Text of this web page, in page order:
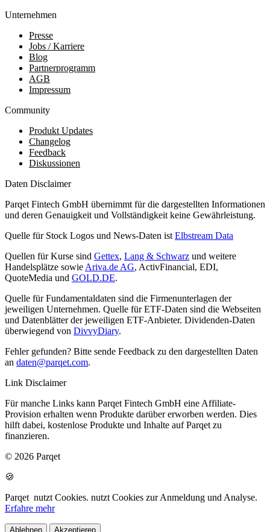
Unternehmen
Presse
Jobs / Karriere
Blog
Partnerprogramm
AGB
Impressum
Community
Produkt Updates
Changelog
Feedback
Diskussionen
Daten Disclaimer
Parqet Fintech GmbH übernimmt für die dargestellten Informationen
und deren Genauigkeit und Vollständigkeit keine Gewährleistung.
Quelle für Stock Logos und News-Daten ist Elbstream Data
Quellen für Kurse sind Gettex, Lang & Schwarz und weitere
Handelsplätze sowie Ariva.de AG, ActivFinancial, EDI,
QuoteMedia und GOLD.DE.
Quelle für Fundamentaldaten sind die Firmenunterlagen der
jeweiligen Unternehmen. Quelle für ETF-Daten sind die Webseiten
und Datenblätter der jeweiligen ETF-Anbieter. Dividenden-Daten
überwiegend von DivvyDiary.
Fehler gefunden? Bitte sende Feedback zu den dargestellten Daten
an daten@parqet.com.
Link Disclaimer
Für manche Links kann Parqet Fintech GmbH eine Affiliate-
Provision erhalten wenn Produkte darüber erworben werden. Dies
hilft dabei, kostenlose Produkte und Inhalte auf Parqet zu
finanzieren.
© 2026 Parqet
🍪
Parqet nutzt Cookies. nutzt Cookies zur Anmeldung und Analyse.
Erfahre mehr
Ablehnen Akzeptieren